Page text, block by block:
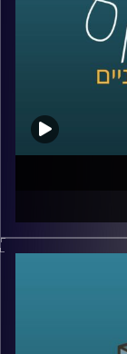
ומורדות,
משבר כלכלי